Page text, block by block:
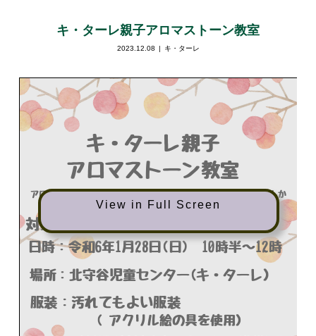
キ・ターレ親子アロマストーン教室
2023.12.08 キ・ターレ
View in Full Screen